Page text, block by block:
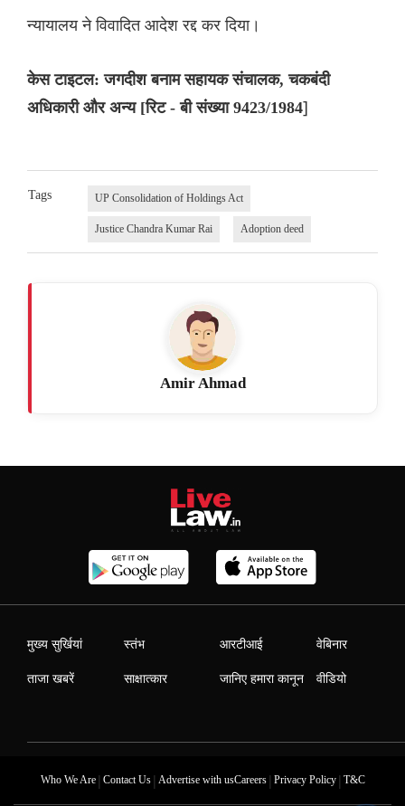
न्यायालय ने विवादित आदेश रद्द कर दिया।
केस टाइटल: जगदीश बनाम सहायक संचालक, चकबंदी
अधिकारी और अन्य [रिट - बी संख्या 9423/1984]
Tags UP Consolidation of Holdings Act
Justice Chandra Kumar Rai Adoption deed
Amir Ahmad
मुख्य सुर्खियां
ताजा खबरें
स्तंभ
साक्षात्कार
आरटीआई
जानिए हमारा कानून
वेबिनार
वीडियो
Who We Are| Contact Us| Advertise with usCareers| Privacy Policy| T&C